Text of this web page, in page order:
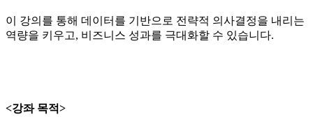
이 강의를 통해 데이터를 기반으로 전략적 의사결정을 내리는
역량을 키우고, 비즈니스 성과를 극대화할 수 있습니다.
<강좌 목적>